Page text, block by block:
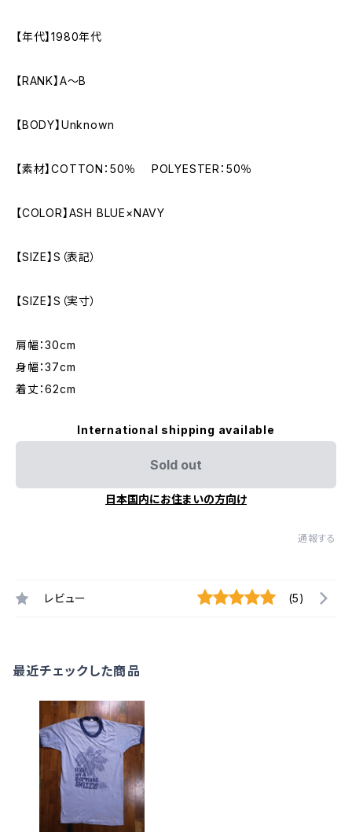
【年代】1980年代
【RANK】A～B
【BODY】Unknown
【素材】COTTON：50％ POLYESTER：50％
【COLOR】ASH BLUE×NAVY
【SIZE】S（表記）
【SIZE】S（実寸）
肩幅：30cm
身幅：37cm
着丈：62cm
International shipping available
Sold out
日本国内にお住まいの方向け
通報する
レビュー (5)
最近チェックした商品